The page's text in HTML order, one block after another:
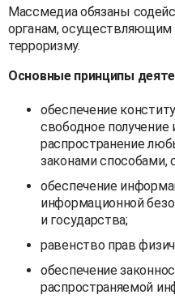
Массмедиа обязаны
органам, осуществляющим
терроризму.
Основные принципы
обеспечение
свободное
распространение
законами способами,
обеспечение
информационной
и государства;
равенство прав
обеспечение
распространяемой